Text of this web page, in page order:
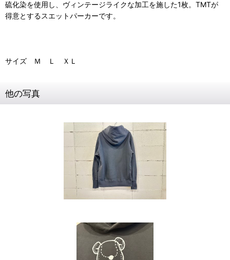
硫化染を使用し、ヴィンテージライクな加工を施した1枚。TMTが
得意とするスエットパーカーです。
サイズ Ｍ Ｌ ＸＬ
他の写真